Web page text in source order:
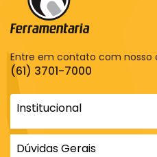
Entre em contato com
(61) 3701-7000
Institucional
Dúvidas Gerais